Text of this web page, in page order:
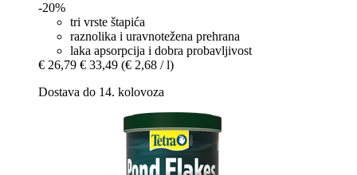
-20%
tri vrste štapića
raznolika i uravnotežena prehrana
laka apsorpcija i dobra probavljivost
€ 26,79 € 33,49 (€ 2,68 / l)
Dostava do 14. kolovoza